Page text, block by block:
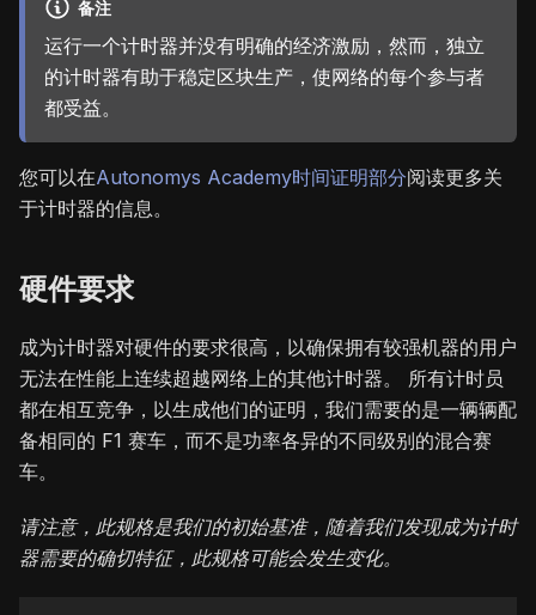
备注
运行一个计时器并没有明确的经济激励，然而，独立
的计时器有助于稳定区块生产，使网络的每个参与者
都受益。
您可以在Autonomys Academy时间证明部分阅读更多关
于计时器的信息。
硬件要求
成为计时器对硬件的要求很高，以确保拥有较强机器的用户
无法在性能上连续超越网络上的其他计时器。 所有计时员
都在相互竞争，以生成他们的证明，我们需要的是一辆辆配
备相同的 F1 赛车，而不是功率各异的不同级别的混合赛
车。
请注意，此规格是我们的初始基准，随着我们发现成为计时
器需要的确切特征，此规格可能会发生变化。